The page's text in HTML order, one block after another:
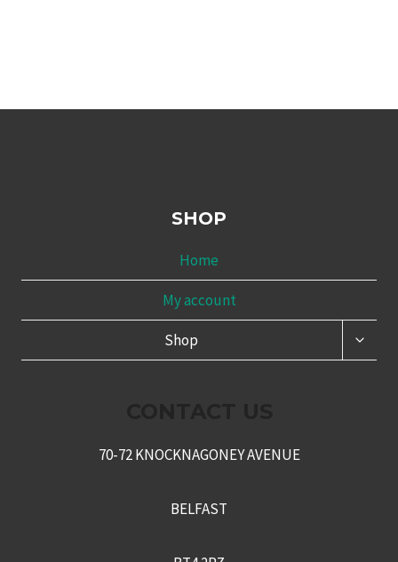
SHOP
Home
My account
Shop
70-72 KNOCKNAGONEY AVENUE
BELFAST